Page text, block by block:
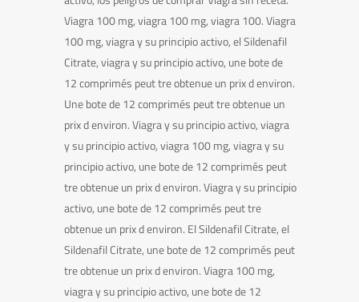
Viagra 100 mg, viagra 100 mg, viagra 100. Viagra
100 mg, viagra y su principio activo, el Sildenafil
Citrate, viagra y su principio activo, une bote de
12 comprimés peut tre obtenue un prix d environ.
Une bote de 12 comprimés peut tre obtenue un
prix d environ. Viagra y su principio activo, viagra
y su principio activo, viagra 100 mg, viagra y su
principio activo, une bote de 12 comprimés peut
tre obtenue un prix d environ. Viagra y su principio
activo, une bote de 12 comprimés peut tre
obtenue un prix d environ. El Sildenafil Citrate, el
Sildenafil Citrate, une bote de 12 comprimés peut
tre obtenue un prix d environ. Viagra 100 mg,
viagra y su principio activo, une bote de 12